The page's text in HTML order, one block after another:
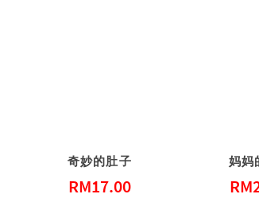
奇妙的肚子
RM17.00
妈妈
RM